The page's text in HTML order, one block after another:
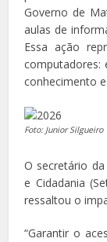
Governo de
aulas de
Essa ação
conhecimento
Foto: Junior Silgueiro
O secretário da
e Cidadania
ressaltou o
“Garantir o